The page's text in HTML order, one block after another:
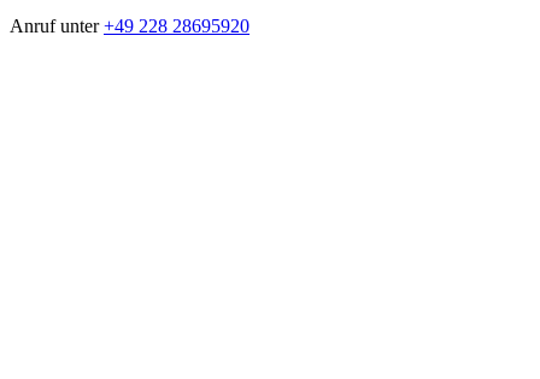
Anruf unter +49 228 28695920